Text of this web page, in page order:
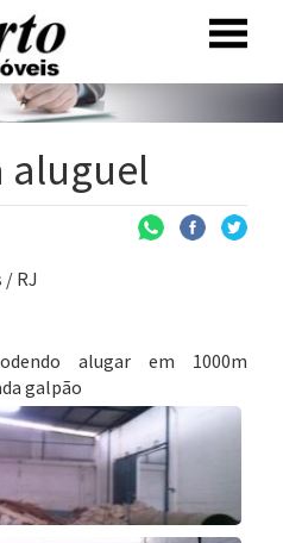
aluguel
/ RJ
alugar em 1000m
galpão